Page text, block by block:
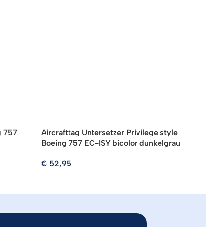
757
Aircrafttag Untersetzer Privilege style
Boeing 757 EC-ISY bicolor dunkelgrau
€ 52,95